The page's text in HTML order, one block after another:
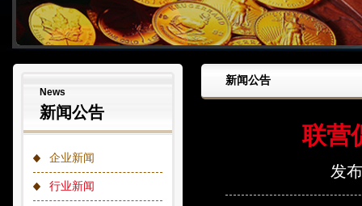
News
新闻公告
企业新闻
行业新闻
新闻公告
联营
发